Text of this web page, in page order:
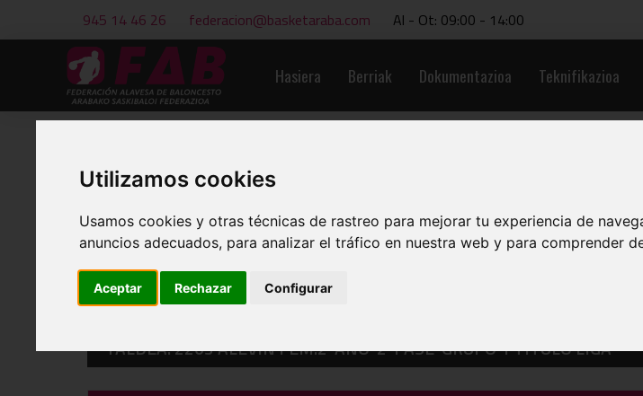
Utilizamos cookies
Usamos cookies y otras técnicas de rastreo para mejorar tu experiencia de
anuncios adecuados, para analizar el tráfico en nuestra web y para comprender
Aceptar Rechazar Configurar
945 14 46 26 federacion@basketaraba.com Al - Ot: 09:00 - 14:00
Hasiera Berriak Dokumentazioa Teknifikazioa
EGUTEGIAK ETA EMAITZAK
TALDEA: 2203 ALEVIN FEM.2ºAÑO-2ªFASE-GRUPO 1 TITULO LIGA